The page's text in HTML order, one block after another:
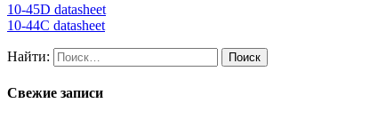
10-45D datasheet
10-44C datasheet
Найти:
Свежие записи